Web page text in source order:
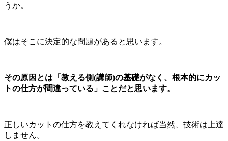
うか。
僕はそこに決定的な問題があると思います。
その原因とは「教える側(講師)の基礎がなく、根本的にカッ
トの仕方が間違っている」ことだと思います。
正しいカットの仕方を教えてくれなければ当然、技術は上達
しません。